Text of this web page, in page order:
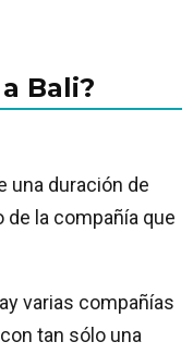
Bali?
una duración de
de la compañía que
varias compañías
tan sólo una